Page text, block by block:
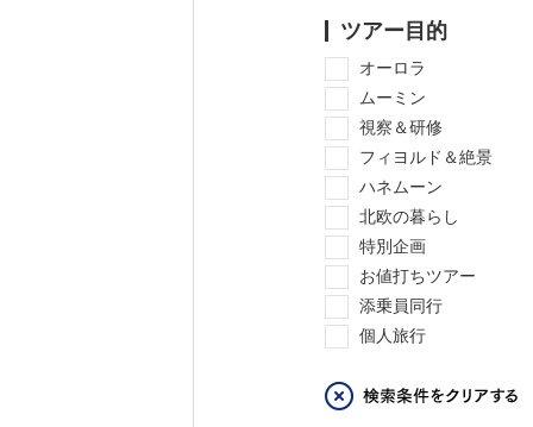
ツアー目的
オーロラ
ムーミン
視察＆研修
フィヨルド＆絶景
ハネムーン
北欧の暮らし
特別企画
お値打ちツアー
添乗員同行
個人旅行